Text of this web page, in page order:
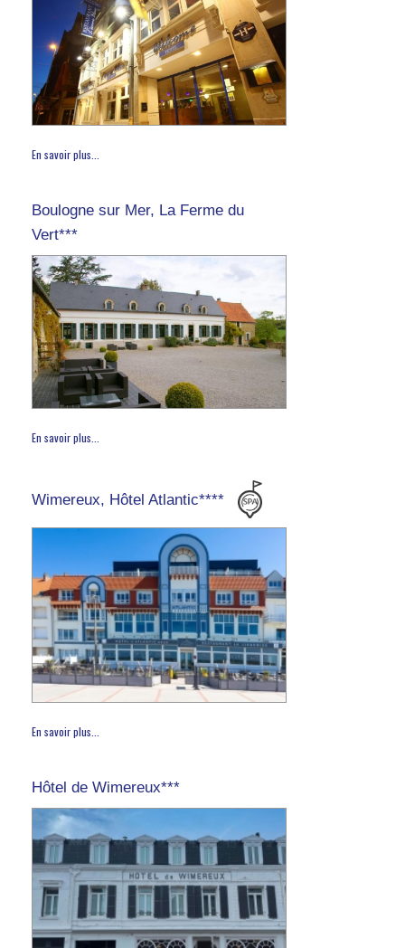
En savoir plus...
Boulogne sur Mer, La Ferme du
Vert***
En savoir plus...
Wimereux, Hôtel Atlantic****
En savoir plus...
Hôtel de Wimereux***